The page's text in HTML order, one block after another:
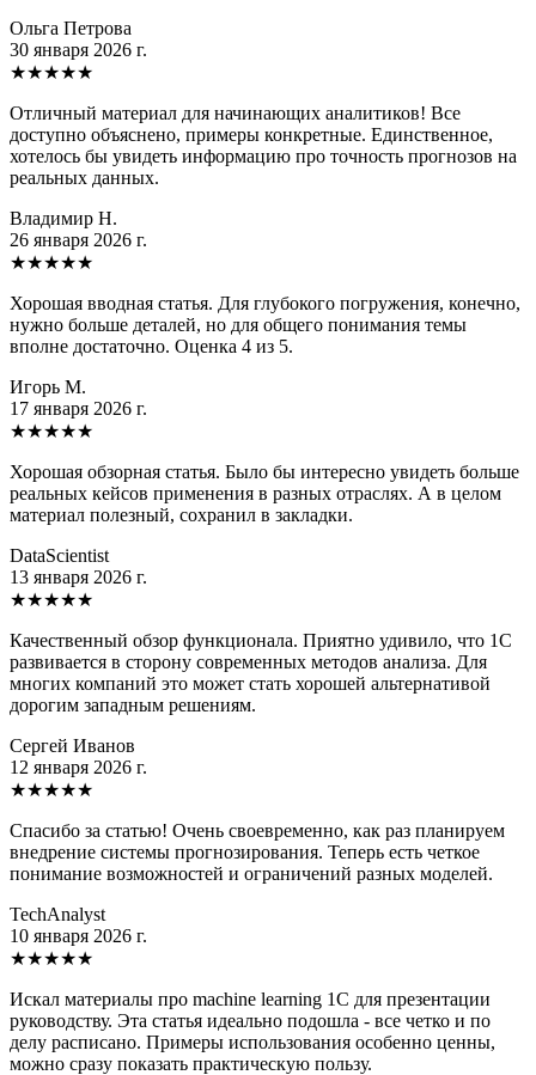
Ольга Петрова
30 января 2026 г.
★★★★★
Отличный материал для начинающих аналитиков! Все
доступно объяснено, примеры конкретные. Единственное,
хотелось бы увидеть информацию про точность прогнозов на
реальных данных.
Владимир Н.
26 января 2026 г.
★★★★★
Хорошая вводная статья. Для глубокого погружения, конечно,
нужно больше деталей, но для общего понимания темы
вполне достаточно. Оценка 4 из 5.
Игорь М.
17 января 2026 г.
★★★★★
Хорошая обзорная статья. Было бы интересно увидеть больше
реальных кейсов применения в разных отраслях. А в целом
материал полезный, сохранил в закладки.
DataScientist
13 января 2026 г.
★★★★★
Качественный обзор функционала. Приятно удивило, что 1С
развивается в сторону современных методов анализа. Для
многих компаний это может стать хорошей альтернативой
дорогим западным решениям.
Сергей Иванов
12 января 2026 г.
★★★★★
Спасибо за статью! Очень своевременно, как раз планируем
внедрение системы прогнозирования. Теперь есть четкое
понимание возможностей и ограничений разных моделей.
TechAnalyst
10 января 2026 г.
★★★★★
Искал материалы про machine learning 1С для презентации
руководству. Эта статья идеально подошла - все четко и по
делу расписано. Примеры использования особенно ценны,
можно сразу показать практическую пользу.